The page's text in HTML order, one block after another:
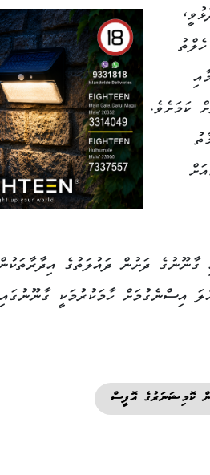
ކަމަށެވެ.
ގާނޫނުގެ ދަށުން ދައުލަތުގެ
އިސްނެގުމަށް ހާމަކުރުމަކީ
ކޮމިޝަނަރުގެ އޮފީސް